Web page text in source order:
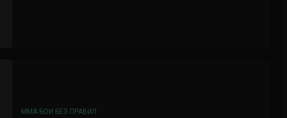
ММА БОИ БЕЗ ПРАВИЛ